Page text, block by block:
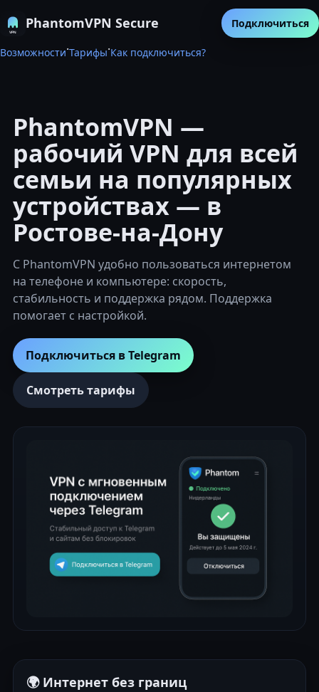
PhantomVPN Secure
Возможности·Тарифы·Как подключиться?
Подключиться
PhantomVPN —
рабочий VPN для всей
семьи на популярных
устройствах — в
Ростове-на-Дону
С PhantomVPN удобно пользоваться интернетом
на телефоне и компьютере: скорость,
стабильность и поддержка рядом. Поддержка
помогает с настройкой.
Подключиться в Telegram
Смотреть тарифы
🌍 Интернет без границ